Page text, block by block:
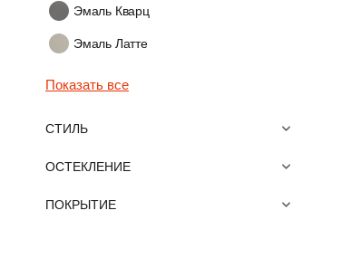
Эмаль Кварц
Эмаль Латте
Показать все
СТИЛЬ
ОСТЕКЛЕНИЕ
ПОКРЫТИЕ